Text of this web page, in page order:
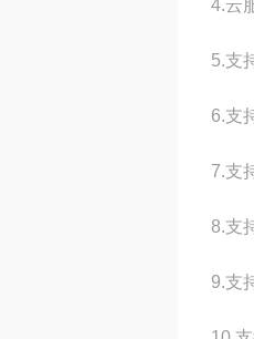
4.云
5.支
6.支
7.支
8.支
9.支